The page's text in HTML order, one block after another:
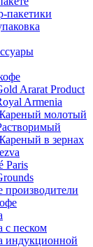
пакетики
Ararat Product
Armenia
молотый
в зернах
Paris
производители
с песком
индукционной